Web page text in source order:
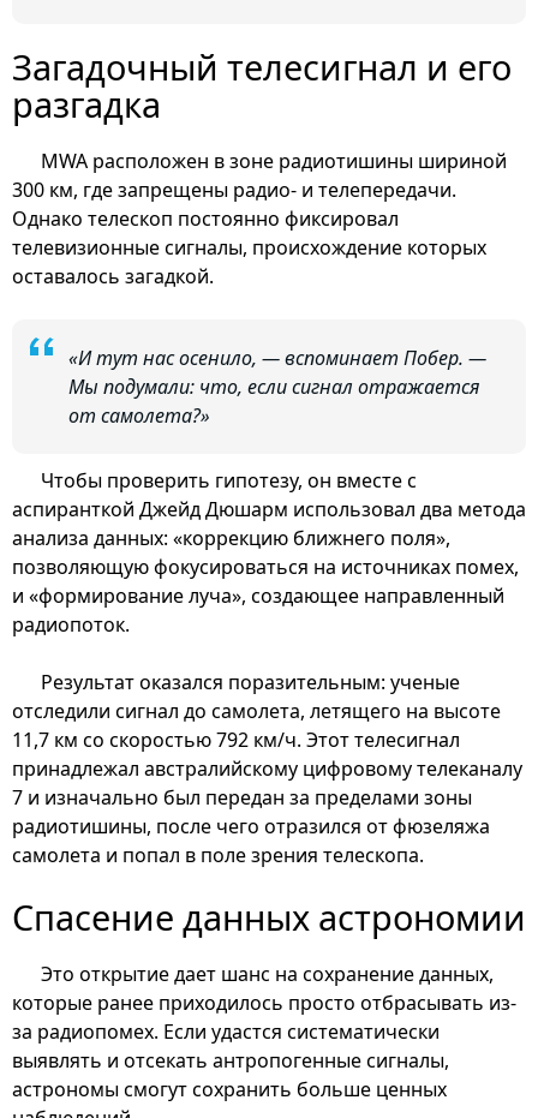
Загадочный телесигнал и его
разгадка
MWA расположен в зоне радиотишины шириной
300 км, где запрещены радио- и телепередачи.
Однако телескоп постоянно фиксировал
телевизионные сигналы, происхождение которых
оставалось загадкой.
«И тут нас осенило, — вспоминает Побер. —
Мы подумали: что, если сигнал отражается
от самолета?»
Чтобы проверить гипотезу, он вместе с
аспиранткой Джейд Дюшарм использовал два метода
анализа данных: «коррекцию ближнего поля»,
позволяющую фокусироваться на источниках помех,
и «формирование луча», создающее направленный
радиопоток.
Результат оказался поразительным: ученые
отследили сигнал до самолета, летящего на высоте
11,7 км со скоростью 792 км/ч. Этот телесигнал
принадлежал австралийскому цифровому телеканалу
7 и изначально был передан за пределами зоны
радиотишины, после чего отразился от фюзеляжа
самолета и попал в поле зрения телескопа.
Спасение данных астрономии
Это открытие дает шанс на сохранение данных,
которые ранее приходилось просто отбрасывать из-
за радиопомех. Если удастся систематически
выявлять и отсекать антропогенные сигналы,
астрономы смогут сохранить больше ценных